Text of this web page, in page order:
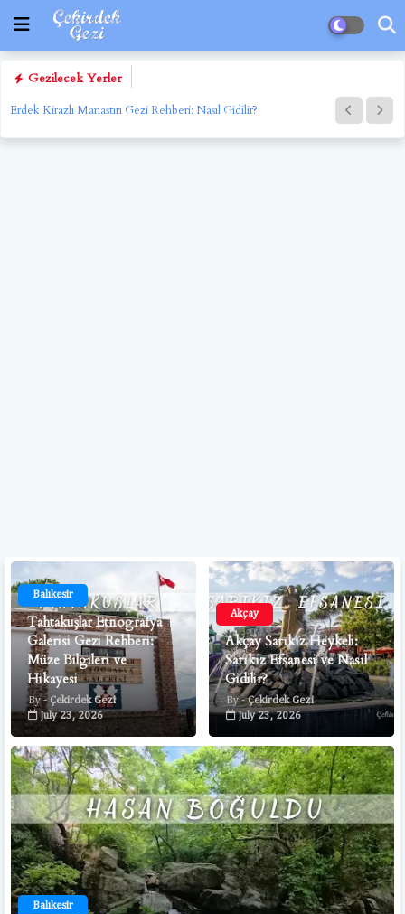
Gezilecek Yerler
Erdek Kirazlı Manastırı Gezi Rehberi: Nasıl Gidilir?
Balıkesir
Tahtakuşlar Etnografya
Galerisi Gezi Rehberi:
Müze Bilgileri ve
Hikayesi
Çekirdek Gezi
July 23, 2026
Akçay
Akçay Sarıkız Heykeli:
Sarıkız Efsanesi ve Nasıl
Gidilir?
Çekirdek Gezi
July 23, 2026
Balıkesir